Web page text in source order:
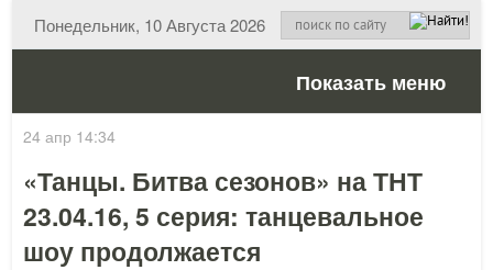
Понедельник, 10 Августа 2026
Показать меню
24 апр 14:34
«Танцы. Битва сезонов» на ТНТ
23.04.16, 5 серия: танцевальное
шоу продолжается